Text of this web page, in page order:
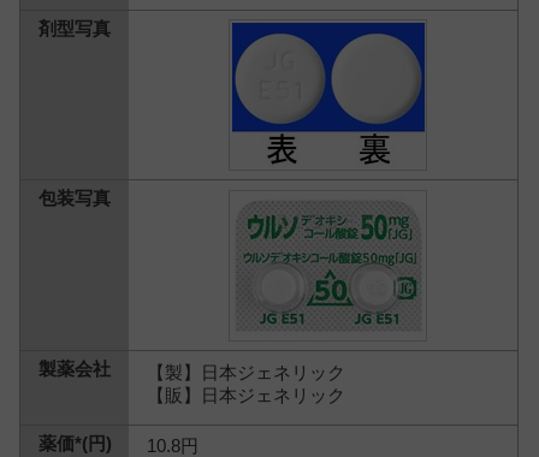
【製】日本ジェネリック
【販】日本ジェネリック
10.8円